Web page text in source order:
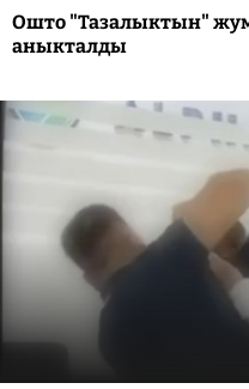
Ошто "Тазалыктын"
аныкталды